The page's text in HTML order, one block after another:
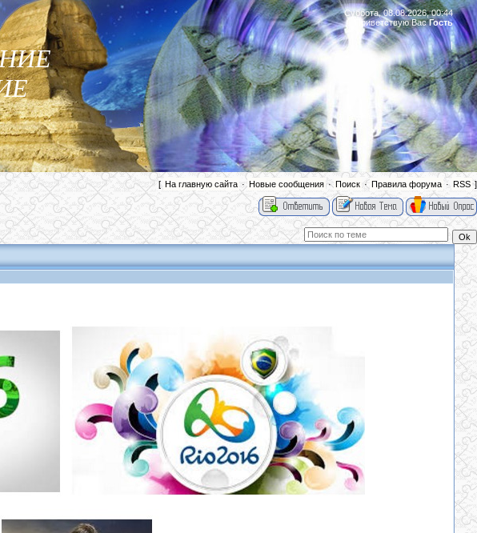
Суббота, 08.08.2026, 00:44
Приветствую ВасГость
|
[ На главную сайта · Новые сообщения· Поиск · Правила форума · RSS ]